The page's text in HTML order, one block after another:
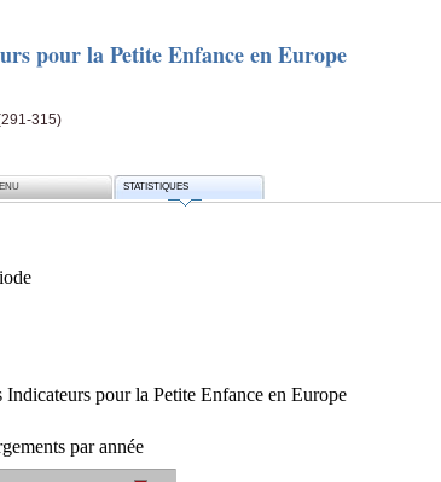
pour la Petite Enfance en Europe
315)
STATISTIQUES